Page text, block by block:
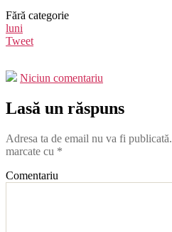
Fără categorie
luni
Tweet
Niciun comentariu
Lasă un răspuns
Adresa ta de email nu va fi publicată.
marcate cu *
Comentariu